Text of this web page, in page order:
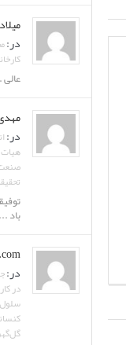
در:
در:
باد ...
در:
در